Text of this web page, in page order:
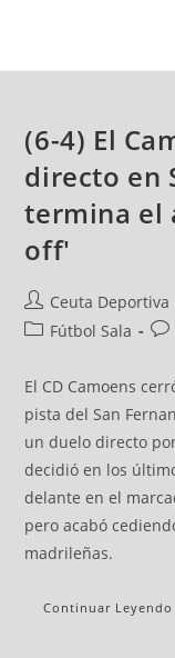
(6-4) El
directo en
termina el
off'
Ceuta Deportiva
Fútbol Sala
El CD Camoens
pista del San
un duelo directo
decidió en los
delante en el
pero acabó
madrileñas.
Continuar Leyendo